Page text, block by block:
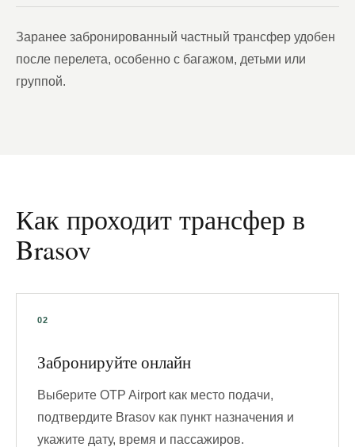
Заранее забронированный частный трансфер удобен
после перелета, особенно с багажом, детьми или
группой.
Как проходит трансфер в
Brasov
Забронируйте онлайн
Выберите OTP Airport как место подачи,
подтвердите Brasov как пункт назначения и
укажите дату, время и пассажиров.